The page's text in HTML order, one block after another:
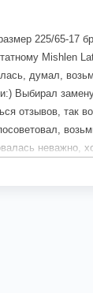
ездил
такую
225/65-17
Mishlen
думал,
Выбирал
отзывов, так
неважно,